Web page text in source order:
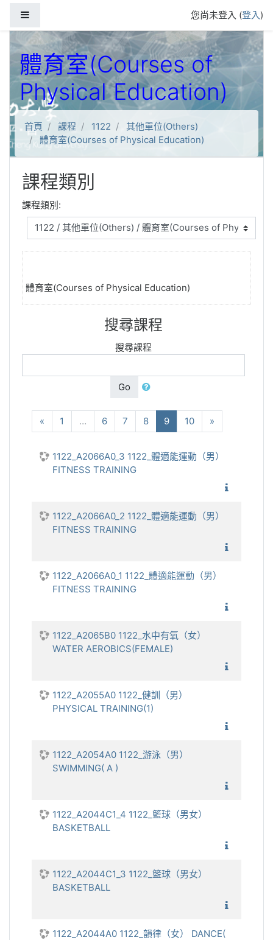
您尚未登入 (登入)
體育室(Courses of
Physical Education)
首頁 課程 1122
其他單位(Others)
體育室(Courses of Physical Education)
課程類別
課程類別:
體育室(Courses of Physical Education)
搜尋課程
搜尋課程
Go
« 向前1 … 6 7 8 9(current)
10 »
1122_A2066A0_3 1122_體適能運動（男）
FITNESS TRAINING
1122_A2066A0_2 1122_體適能運動（男）
FITNESS TRAINING
1122_A2066A0_1 1122_體適能運動（男）
FITNESS TRAINING
1122_A2065B0 1122_水中有氧（女）
WATER AEROBICS(FEMALE)
1122_A2055A0 1122_健訓（男）
PHYSICAL TRAINING(1)
1122_A2054A0 1122_游泳（男）
SWIMMING( A )
1122_A2044C1_4 1122_籃球（男女）
BASKETBALL
1122_A2044C1_3 1122_籃球（男女）
BASKETBALL
1122_A2044A0 1122_韻律（女） DANCE(